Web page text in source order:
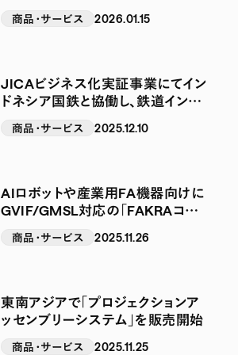
商品・サービス 2026.01.15
JICAビジネス化実証事業にてイン
ドネシア国鉄と協働し、鉄道インフ
斜面監視実証実験を実施
商品・サービス 2025.12.10
AIロボットや産業用FA機器向けに
GVIF/GMSL対応の「FAKRAコネ
ル」販売開始
商品・サービス 2025.11.26
東南アジアで「プロジェクションア
ッセンブリーシステム」を販売開始
商品・サービス 2025.11.25